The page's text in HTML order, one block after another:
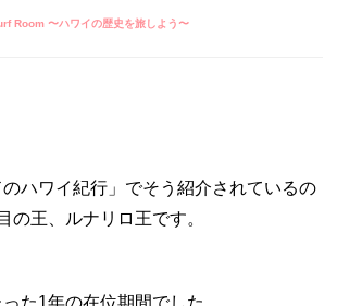
Room 〜ハワイの歴史を旅しよう〜
のハワイ紀行」でそう紹介されているの
の王、ルナリロ王です。
た1年の在位期間でした。